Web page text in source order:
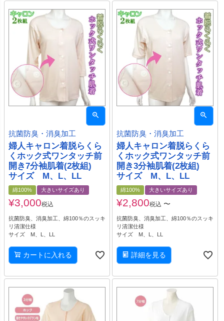
抗菌防臭・消臭加工
婦人キャロン着脱らくら
くホック式ワンタッチ前
開き7分袖肌着(2枚組)
サイズ M、L、LL
綿100% 大きいサイズあり
¥3,000税込
抗菌防臭、消臭加工、綿100％のスッキ
リ清潔仕様
サイズ M、L、LL
カートに入れる
抗菌防臭・消臭加工
婦人キャロン着脱らくら
くホック式ワンタッチ前
開き3分袖肌着(2枚組)
サイズ M、L、LL
綿100% 大きいサイズあり
¥2,800税込 〜
抗菌防臭、消臭加工、綿100％のスッキ
リ清潔仕様
サイズ M、L、LL
詳細を見る